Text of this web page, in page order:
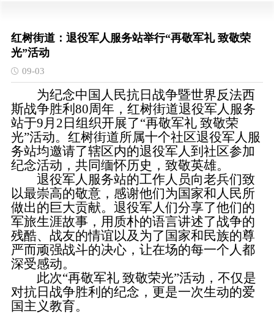
红树街道：退役军人服务站举行“再敬军礼 致敬荣
光”活动
09-03
为纪念中国人民抗日战争暨世界反法西
斯战争胜利80周年，红树街道退役军人服务
站于9月2日组织开展了“再敬军礼 致敬荣
光”活动。红树街道所属十个社区退役军人服
务站均邀请了辖区内的退役军人到社区参加
纪念活动，共同缅怀历史，致敬英雄。
退役军人服务站的工作人员向老兵们致
以最崇高的敬意，感谢他们为国家和人民所
做出的巨大贡献。退役军人们分享了他们的
军旅生涯故事，用质朴的语言讲述了战争的
残酷、战友的情谊以及为了国家和民族的尊
严而顽强战斗的决心，让在场的每一个人都
深受感动。
此次“再敬军礼 致敬荣光”活动，不仅是
对抗日战争胜利的纪念，更是一次生动的爱
国主义教育。